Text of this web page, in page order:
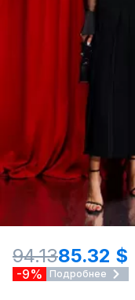
94.1385.32 $
-9% Подробнее